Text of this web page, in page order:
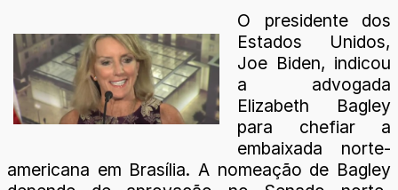
O presidente dos
Estados Unidos,
Joe Biden, indicou
a advogada
Elizabeth Bagley
para chefiar a
embaixada norte-
americana em Brasília. A nomeação de Bagley